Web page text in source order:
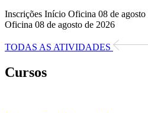
Inscrições Início Oficina 08 de
Oficina 08 de agosto de 2026
TODAS AS ATIVIDADES
Cursos